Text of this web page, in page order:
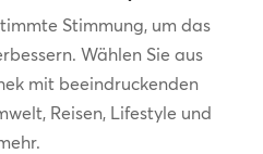
Stimmung, um das
Wählen Sie aus
mit beeindruckenden
Reisen, Lifestyle und